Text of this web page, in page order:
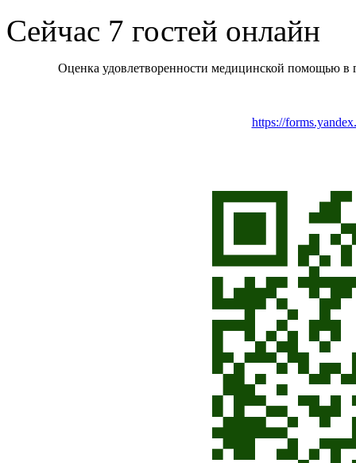
Сейчас 7 гостей онлайн
Оценка удовлетворенности медицинской помощью в
https://